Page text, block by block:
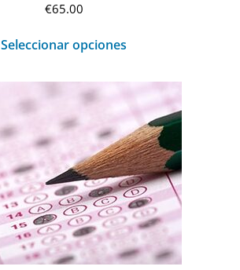
€65.00
Seleccionar opciones